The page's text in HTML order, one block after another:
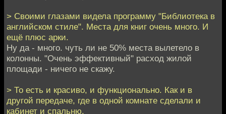
> Своими глазами видела программу "Библиотека в
английском стиле". Места для книг очень много. И
ещё плюс арки.
Ну да - много. чуть ли не 50% места вылетело в
колонны. "Очень эффективный" расход жилой
площади - ничего не скажу.
> То есть и красиво, и функционально. Как и в
другой передаче, где в одной комнате сделали и
кабинет и спальню.